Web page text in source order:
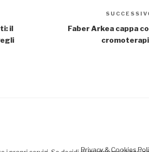
il
Faber Arkea cappa
Privacy & Cookies